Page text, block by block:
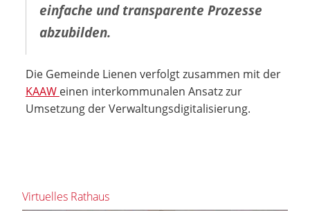
einfache und transparente Prozesse
abzubilden.
Die Gemeinde Lienen verfolgt zusammen mit der
KAAW einen interkommunalen Ansatz zur
Umsetzung der Verwaltungsdigitalisierung.
Virtuelles Rathaus